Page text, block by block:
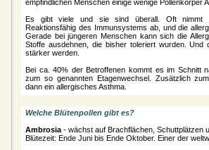
empfindlichen Menschen einige wenige Pollenkörper
Es gibt viele und sie sind überall. Oft nimmt
Reaktionsfähig des Immunsystems ab, und die
Gerade bei jüngeren Menschen kann sich die
Stoffe ausdehnen, die bisher toleriert wurden. Und
stärker werden.
Bei ca. 40% der Betroffenen kommt es im Schnitt
zum so genannten Etagenwechsel. Zusätzlich
dann ein allergisches Asthma.
Welche Blütenpollen gibt es?
Ambrosia - wächst auf Brachflächen, Schuttplätzen
Blütezeit: Ende Juni bis Ende Oktober. Einer der